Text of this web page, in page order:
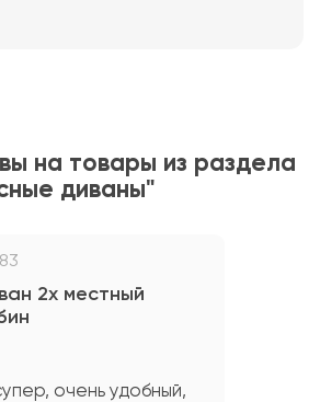
на товары из раздела
диваны"
2х местный
очень удобный,